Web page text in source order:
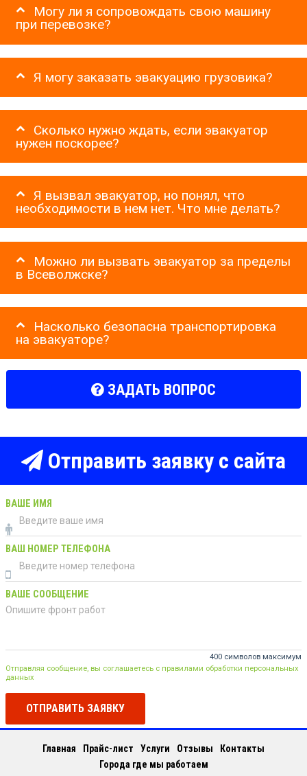
Могу ли я сопровождать свою машину
при перевозке?
Я могу заказать эвакуацию грузовика?
Сколько нужно ждать, если эвакуатор
нужен поскорее?
Я вызвал эвакуатор, но понял, что
необходимости в нем нет. Что мне делать?
Можно ли вызвать эвакуатор за пределы
в Всеволжске?
Насколько безопасна транспортировка
на эвакуаторе?
ЗАДАТЬ ВОПРОС
Отправить заявку с сайта
ВАШЕ ИМЯ
ВАШ НОМЕР ТЕЛЕФОНА
ВАШЕ СООБЩЕНИЕ
400 символов максимум
Отправляя сообщение, вы соглашаетесь с правилами обработки персональных
данных
ОТПРАВИТЬ ЗАЯВКУ
Главная Прайс-лист Услуги Отзывы
Контакты
Города где мы работаем